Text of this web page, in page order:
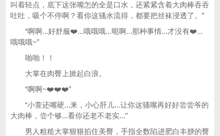
叫着轻点，底下这张嘴怎的全是口水，还紧紧含着大肉棒吞吞
吐吐，吸个不停啊？看你这骚水流得，都要把丝袜浸透了。”
“啊啊...好舒服❤️...哦哦哦...呃啊...那种事情...才没有❤️...
哦哦哦~”
啪啪！！
大掌在肉臀上掀起白浪。
“啊啊~❤️❤️❤️”
“小萱还嘴硬...来，小心肝儿...让你这骚嘴再好好尝尝爷的
大肉棒，尝个够...看你还老不老实...”
男人粗糙大掌狠狠掐住美臀，手指全数陷进肥白丰腴的臀